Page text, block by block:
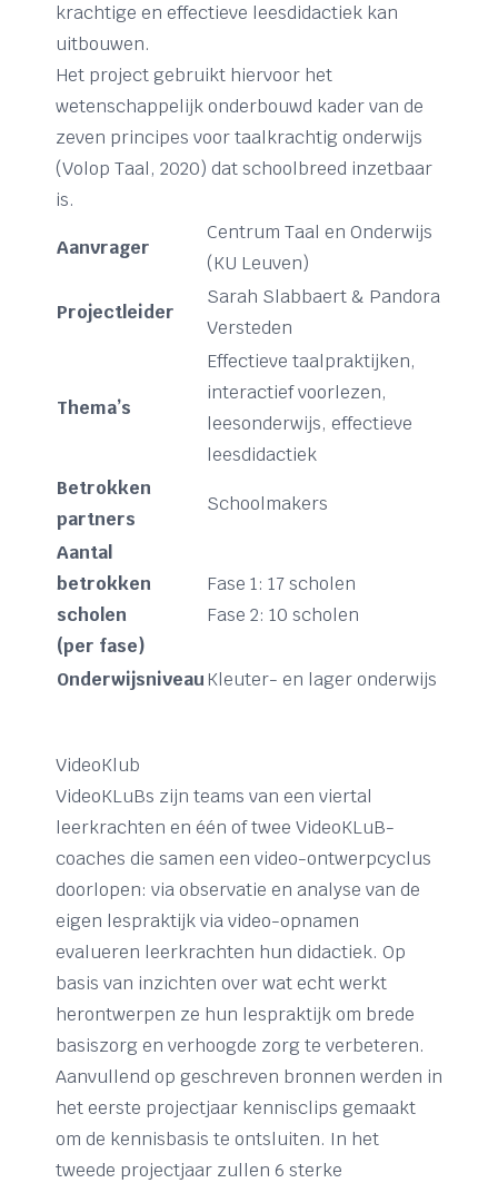
krachtige en effectieve leesdidactiek kan
uitbouwen.
Het project gebruikt hiervoor het
wetenschappelijk onderbouwd kader van de
zeven principes voor taalkrachtig onderwijs
(Volop Taal, 2020) dat schoolbreed inzetbaar
is.
Aanvrager
Centrum Taal en Onderwijs
(KU Leuven)
Projectleider
Sarah Slabbaert & Pandora
Versteden
Thema’s
Effectieve taalpraktijken,
interactief voorlezen,
leesonderwijs, effectieve
leesdidactiek
Betrokken
partners
Schoolmakers
Aantal
betrokken
scholen
(per fase)
Fase 1: 17 scholen
Fase 2: 10 scholen
OnderwijsniveauKleuter- en lager onderwijs
VideoKlub
VideoKLuBs zijn teams van een viertal
leerkrachten en één of twee VideoKLuB-
coaches die samen een video-ontwerpcyclus
doorlopen: via observatie en analyse van de
eigen lespraktijk via video-opnamen
evalueren leerkrachten hun didactiek. Op
basis van inzichten over wat echt werkt
herontwerpen ze hun lespraktijk om brede
basiszorg en verhoogde zorg te verbeteren.
Aanvullend op geschreven bronnen werden in
het eerste projectjaar kennisclips gemaakt
om de kennisbasis te ontsluiten. In het
tweede projectjaar zullen 6 sterke